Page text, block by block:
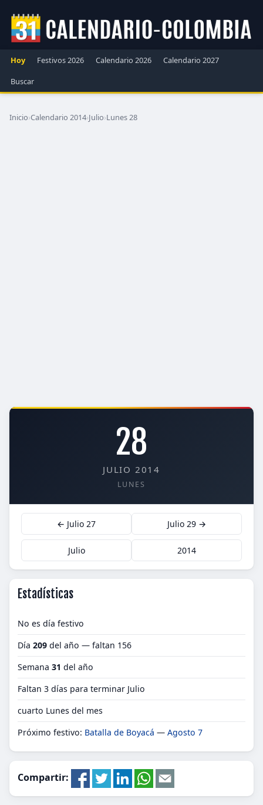
Hoy Festivos 2026 Calendario 2026
Calendario 2027
Buscar
Inicio›Calendario 2014›Julio›Lunes 28
28
JULIO 2014
LUNES
← Julio 27 Julio 29 →
Julio 2014
Estadísticas
No es día festivo
Día 209 del año — faltan 156
Semana 31 del año
Faltan 3 días para terminar Julio
cuarto Lunes del mes
Próximo festivo: Batalla de Boyacá — Agosto 7
Compartir: